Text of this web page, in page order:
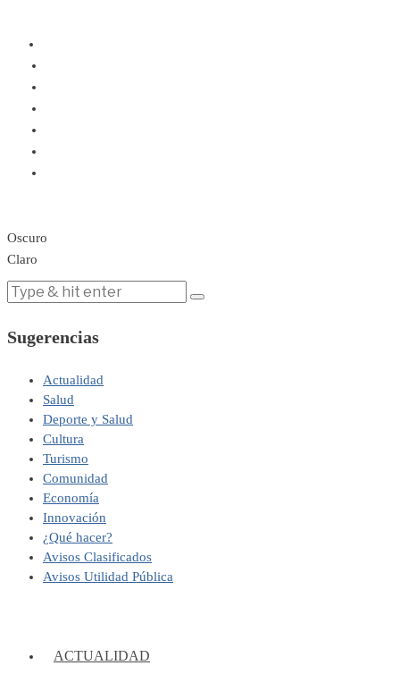
Oscuro
Claro
Sugerencias
Actualidad
Salud
Deporte y Salud
Cultura
Turismo
Comunidad
Economía
Innovación
¿Qué hacer?
Avisos Clasificados
Avisos Utilidad Pública
ACTUALIDAD